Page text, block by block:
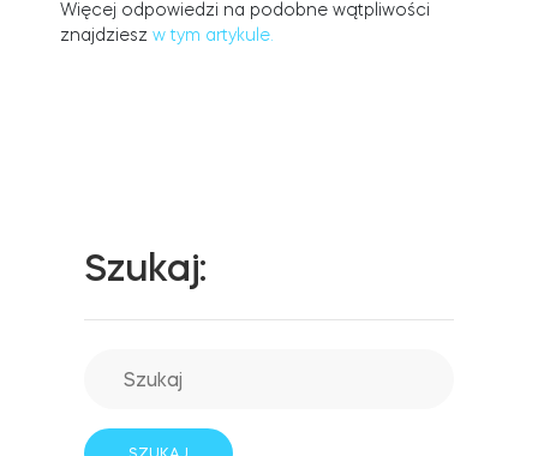
Dedykowane wkładki Tedee
Adaptery Tedee
KUP TERAZ
Więcej odpowiedzi na podobne wątpliwości
znajdziesz w tym artykule.
Szukaj: